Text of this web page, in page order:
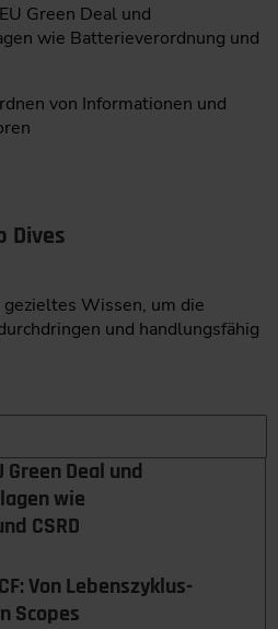
Green Deal und
wie Batterieverordnung und
von Informationen und
Dives
Wissen, um die
und handlungsfähig
Green Deal und
wie
CSRD
Von Lebenszyklus-
Scopes